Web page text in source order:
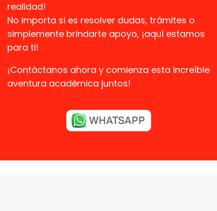
realidad!
No importa si es resolver dudas, trámites o
simplemente brindarte apoyo, ¡aquí estamos
para ti!
¡Contáctanos ahora y comienza esta increíble
aventura académica juntos!